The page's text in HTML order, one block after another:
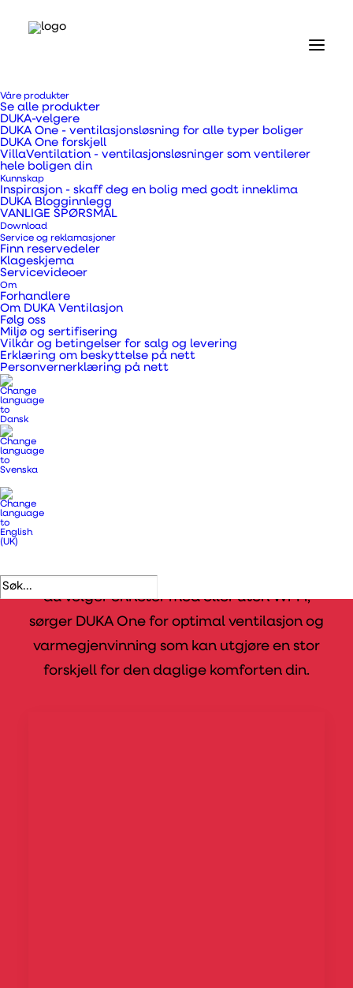
Våre produkter
Se alle produkter
DUKA-velgere
DUKA One - ventilasjonsløsning for alle typer boliger
DUKA One forskjell
VillaVentilation - ventilasjonsløsninger som ventilerer
hele boligen din
Kunnskap
Inspirasjon - skaff deg en bolig med godt inneklima
DUKA Blogginnlegg
VANLIGE SPØRSMÅL
Download
Service og reklamasjoner
Finn reservedeler
Klageskjema
Servicevideoer
Om
Forhandlere
Om DUKA Ventilasjon
Følg oss
Miljø og sertifisering
Vilkår og betingelser for salg og levering
Erklæring om beskyttelse på nett
Personvernerklæring på nett
Fordelene med å ha
flere DUKA One-
Når du velger å installere flere DUKA One-
inneklimaet og energieffektiviteten. Enten
du velger enheter med eller uten Wi-Fi,
sørger DUKA One for optimal ventilasjon og
varmegjenvinning som kan utgjøre en stor
forskjell for den daglige komforten din.